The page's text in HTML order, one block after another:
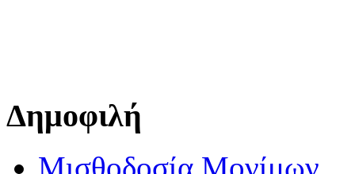
Δημοφιλή
Μισθοδοσία Μονίμων